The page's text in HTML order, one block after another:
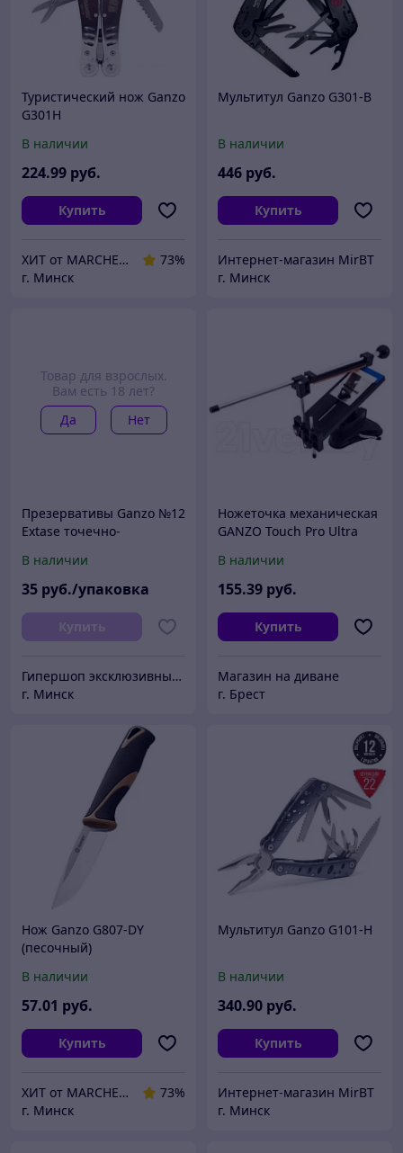
Туристический нож Ganzo
G301H
В наличии
224.99 руб.
Купить
ХИТ от MARCHENKO
73%
г. Минск
Мультитул Ganzo G301-B
В наличии
446 руб.
Купить
Интернет-магазин MirBT
г. Минск
Товар для взрослых.
Вам есть 18 лет?
Да
Нет
Презервативы Ganzo №12
Extase точечно-
В наличии
35 руб./упаковка
Купить
Гипершоп эксклюзивных товаров
г. Минск
Ножеточка механическая
GANZO Touch Pro Ultra
В наличии
155.39 руб.
Купить
Магазин на диване
г. Брест
Нож Ganzo G807-DY
(песочный)
В наличии
57.01 руб.
Купить
ХИТ от MARCHENKO
73%
г. Минск
Мультитул Ganzo G101-H
В наличии
340.90 руб.
Купить
Интернет-магазин MirBT
г. Минск